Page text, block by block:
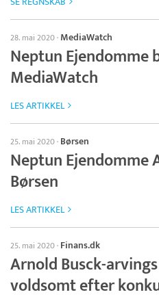
28. mai 2020· MediaWatch
Neptun Ejendomme
MediaWatch
LES ARTIKKEL
25. mai 2020· Børsen
Neptun Ejendomme
Børsen
LES ARTIKKEL
25. mai 2020· Finans.dk
Arnold Busck-
voldsomt efter